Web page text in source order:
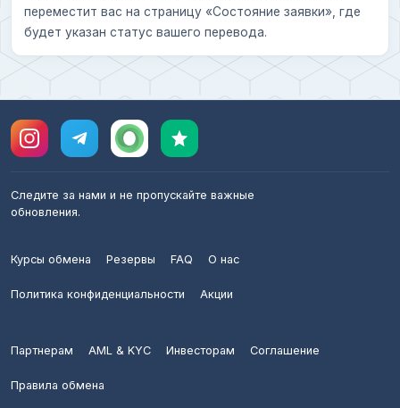
переместит вас на страницу «Состояние заявки», где
будет указан статус вашего перевода.
Следите за нами и не пропускайте важные
обновления.
Курсы обмена Резервы FAQ О нас
Политика конфиденциальности Акции
Партнерам AML & KYC Инвесторам Соглашение
Правила обмена